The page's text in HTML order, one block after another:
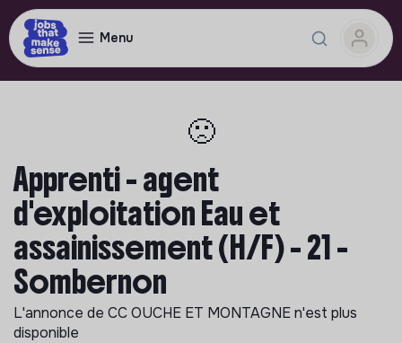
Menu
🙁
Apprenti - agent
d'exploitation Eau et
assainissement (H/F) - 21 -
Sombernon
L'annonce de CC OUCHE ET MONTAGNEn'est plus
disponible